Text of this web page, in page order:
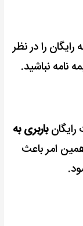
رایگان را در نظر
نامه نباشید.
باربری به
امر باعث